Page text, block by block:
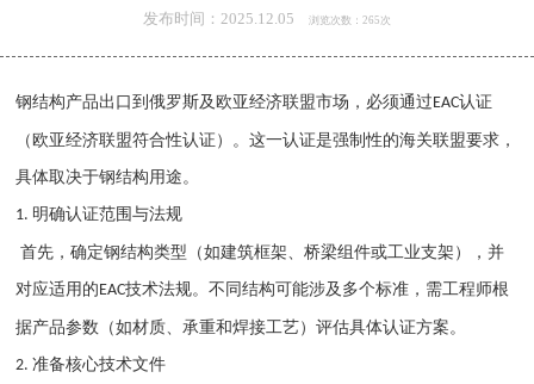
发布时间：2025.12.05 浏览次数：265次
钢结构产品出口到俄罗斯及欧亚经济联盟市场，必须通过EAC认证
（欧亚经济联盟符合性认证）。这一认证是强制性的海关联盟要求，
具体取决于钢结构用途。
1. 明确认证范围与法规
首先，确定钢结构类型（如建筑框架、桥梁组件或工业支架），并
对应适用的EAC技术法规。不同结构可能涉及多个标准，需工程师根
据产品参数（如材质、承重和焊接工艺）评估具体认证方案。
2.准备核心技术文件